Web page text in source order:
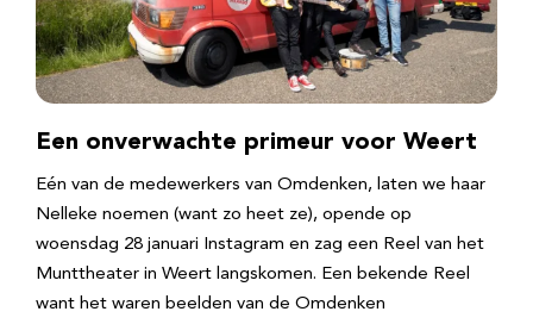
Een onverwachte primeur voor Weert
Eén van de medewerkers van Omdenken, laten we haar
Nelleke noemen (want zo heet ze), opende op
woensdag 28 januari Instagram en zag een Reel van het
Munttheater in Weert langskomen. Een bekende Reel
want het waren beelden van de Omdenken